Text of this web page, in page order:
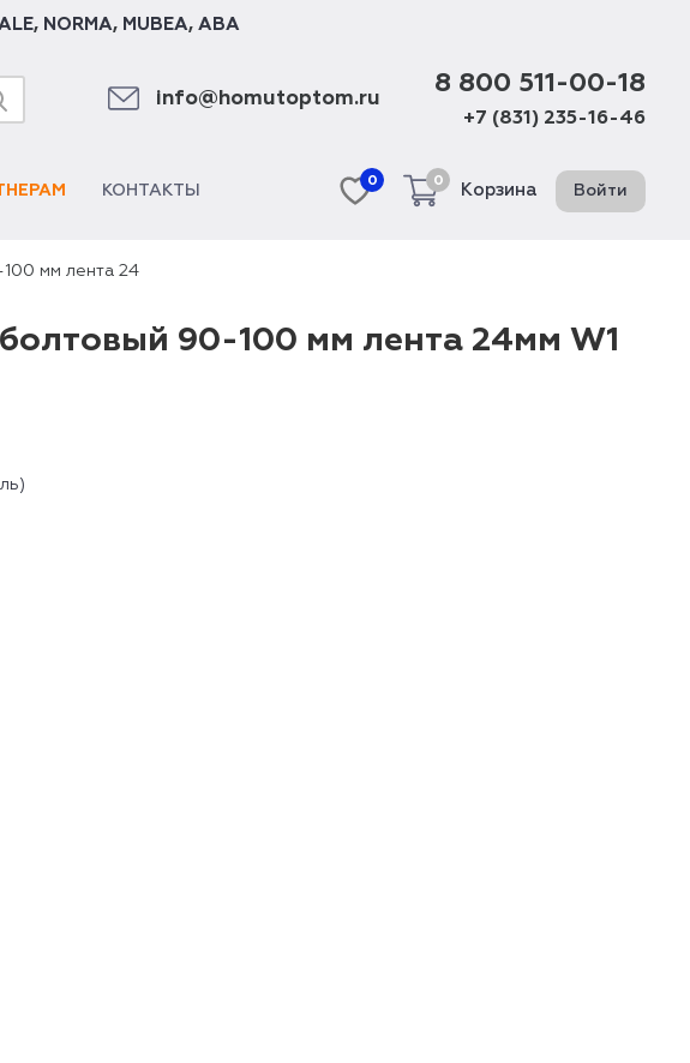
, NORMA, MUBEA, ABA
info@homutoptom.ru
8 800 511-00-18
+7 (831) 235-16-46
КОНТАКТЫ
0 0
Корзина Войти
мм лента 24
90-100 мм лента 24мм W1